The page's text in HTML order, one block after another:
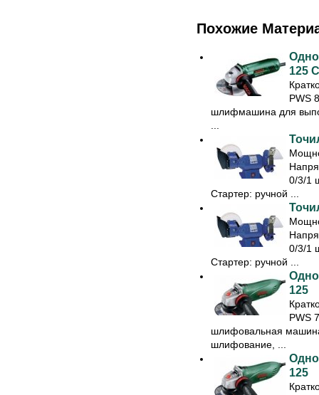
Похожие
125
PWS
шлифмашина для
0/3/1
Стартер: ручной ...
0/3/1
Стартер: ручной ...
125
PWS
шлифовальная
шлифование, ...
125